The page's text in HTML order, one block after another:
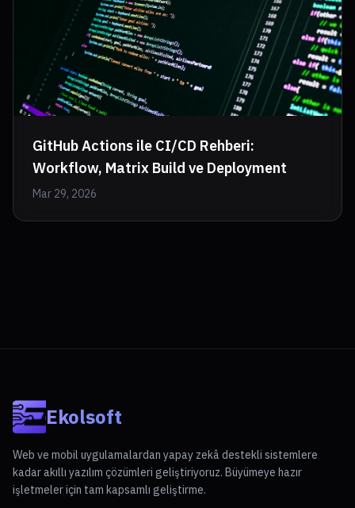
GitHub Actions ile CI/CD Rehberi:
Workflow, Matrix Build ve Deployment
Mar 29, 2026
Ekolsoft
Web ve mobil uygulamalardan yapay zekâ destekli sistemlere
kadar akıllı yazılım çözümleri geliştiriyoruz. Büyümeye hazır
işletmeler için tam kapsamlı geliştirme.